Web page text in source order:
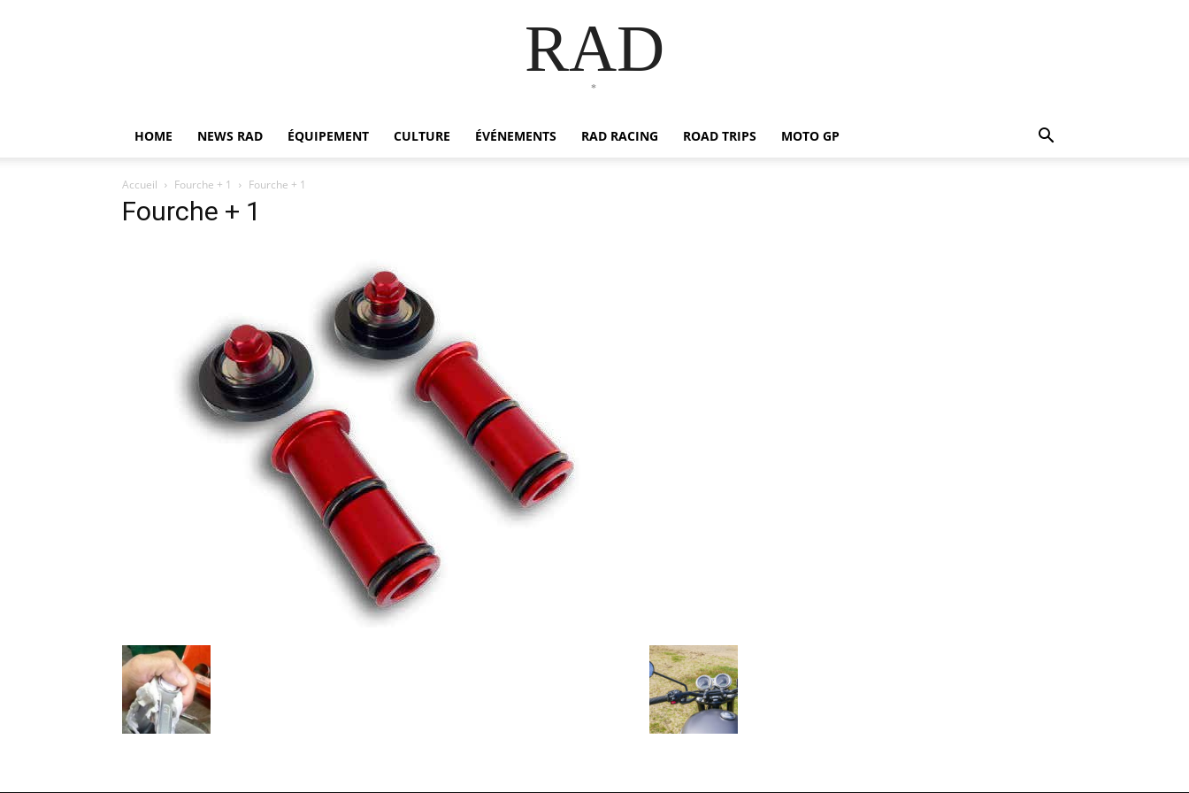
RAD
*
HOME NEWS RAD ÉQUIPEMENT CULTURE ÉVÉNEMENTS RAD RACING ROAD TRIPS MOTO GP
Accueil Fourche + 1 Fourche + 1
Fourche + 1